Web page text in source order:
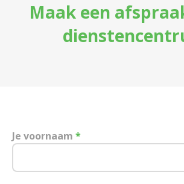
Maak een
Je voornaam *